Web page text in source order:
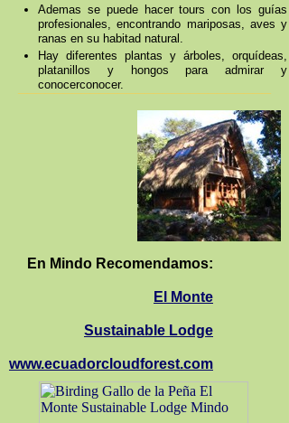
Ademas se puede hacer tours con los guías
profesionales, encontrando mariposas, aves y
ranas en su habitad natural.
Hay diferentes plantas y árboles, orquídeas,
platanillos y hongos para admirar y
conocerconocer.
En Mindo Recomendamos:
El Monte
Sustainable Lodge
www.ecuadorcloudforest.com
____________________________